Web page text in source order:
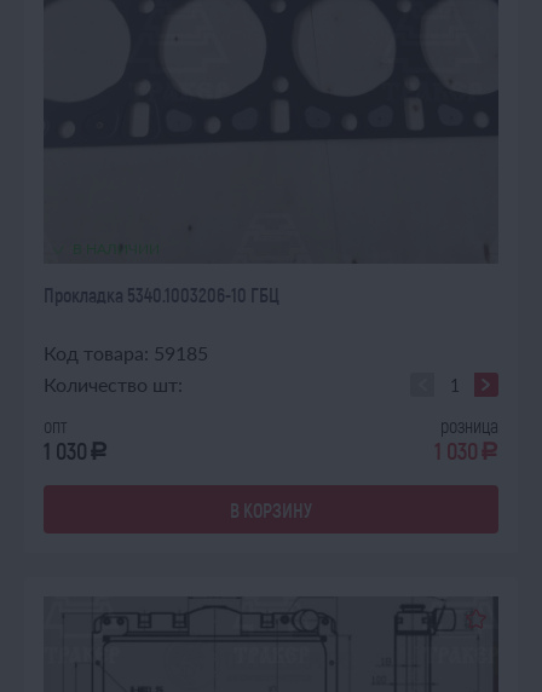
Прокладка 5340.1003206-10 ГБЦ
Код товара: 59185
Количество шт:
опт
1 030 a
розница
1 030 a
В КОРЗИНУ